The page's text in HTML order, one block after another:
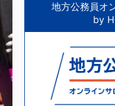
地方公務員オ
by